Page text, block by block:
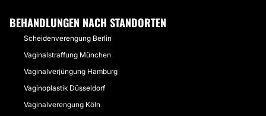
BEHANDLUNGEN NACH STANDORTEN
Scheidenverengung Berlin
Vaginalstraffung München
Vaginalverjüngung Hamburg
Vaginoplastik Düsseldorf
Vaginalverengung Köln